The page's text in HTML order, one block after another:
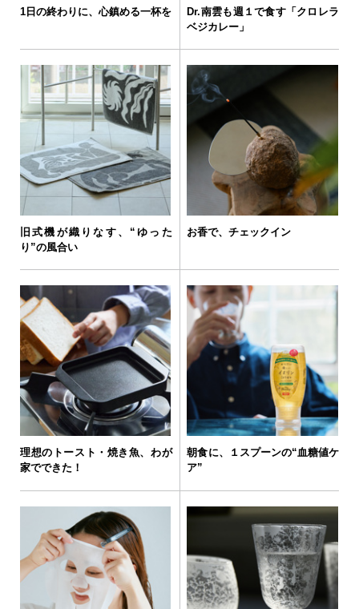
1日の終わりに、心鎮める一杯を
Dr.南雲も週１で食す「クロレラ
ベジカレー」
旧式機が織りなす、“ゆった
り”の風合い
お香で、チェックイン
理想のトースト・焼き魚、わが
家でできた！
朝食に、１スプーンの“血糖値ケ
ア”